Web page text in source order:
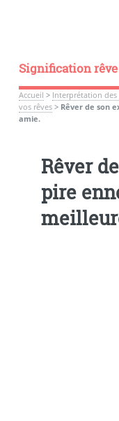
Signification rêve
Accueil > Interprétation des
vos rêves> Rêver de son
amie.
Rêver
pire